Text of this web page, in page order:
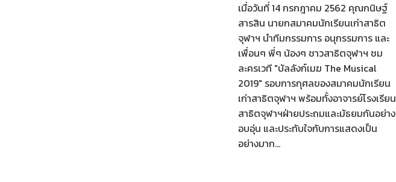
เมื่อวันที่ 14 กรกฎาคม 2562 คุณกนิษฐ์
สารสิน นายกสมาคมนักเรียนเก่าสาธิต
จุฬาฯ นำทีมกรรมการ อนุกรรมการ และ
เพื่อนๆ พี่ๆ น้องๆ ชาวสาธิตจุฬาฯ ชม
ละครเวที "บัลลังก์เมฆ The Musical
2019" รอบการกุศลของสมาคมนักเรียน
เก่าสาธิตจุฬาฯ พร้อมทั้งอาจารย์โรงเรียน
สาธิตจุฬาฯฝ่ายประถมและมัธยมกันอย่าง
อบอุ่น และประทับใจกับการแสดงเป็น
อย่างมาก...